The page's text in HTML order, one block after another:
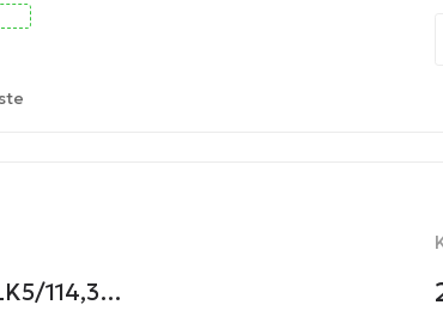
114,3…